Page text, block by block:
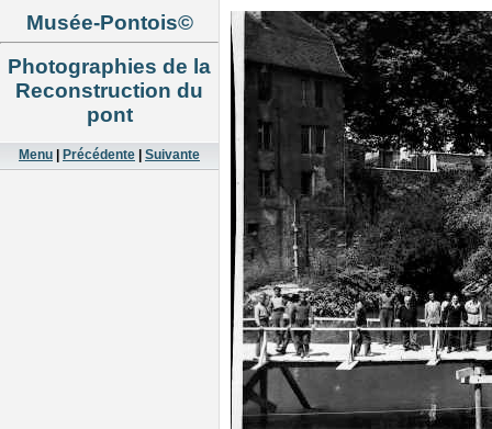
Musée-Pontois©
Photographies de la
Reconstruction du
pont
Menu | Précédente | Suivante